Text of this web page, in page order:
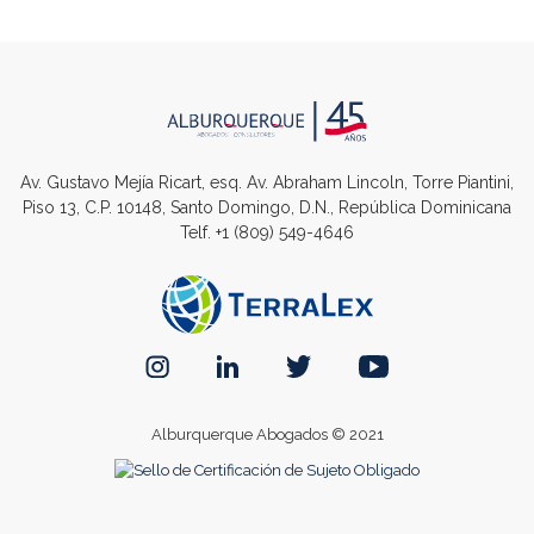
Av. Gustavo Mejía Ricart, esq. Av. Abraham Lincoln, Torre Piantini,
Piso 13, C.P. 10148, Santo Domingo, D.N., República Dominicana
Telf. +1 (809) 549-4646
Alburquerque Abogados © 2021